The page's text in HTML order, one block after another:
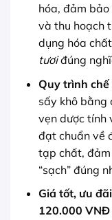
hóa, đảm
và thu hoạch
dụng hóa
tươiđúng
Quy trình
sấy khô bằng
vẹn dược tính
đạt chuẩn về
tạp chất,
“sạch” đúng
Giá tốt, ưu
120.000 VNĐ